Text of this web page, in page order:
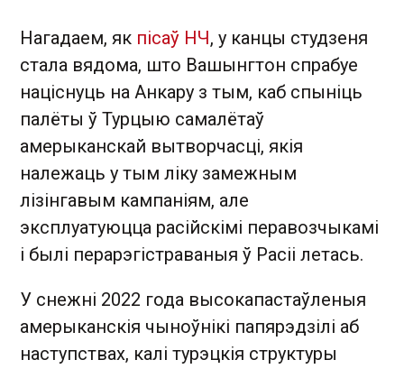
Нагадаем, як пісаў НЧ, у канцы студзеня
стала вядома, што Вашынгтон спрабуе
націснуць на Анкару з тым, каб спыніць
палёты ў Турцыю самалётаў
амерыканскай вытворчасці, якія
належаць у тым ліку замежным
лізінгавым кампаніям, але
эксплуатуюцца расійскімі перавозчыкамі
і былі перарэгістраваныя ў Расіі летась.
У снежні 2022 года высокапастаўленыя
амерыканскія чыноўнікі папярэдзілі аб
наступствах, калі турэцкія структуры